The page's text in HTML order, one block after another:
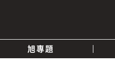
旭專題